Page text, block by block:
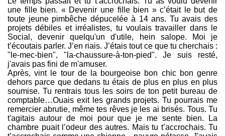
une fille bien. « Devenir une fille bien » c’était le but de
toute jeune pimbêche dépucelée à 14 ans. Tu avais des
projets débiles et irréalistes, tu voulais travailler dans le
Social, devenir quelqu'un d'utile, hein salope. Moi je
t’écoutais parler. J’en riais. J’étais tout ce que tu cherchais :
"le-mec-bien", "la-chaussure-à-ton-pied". Je suis resté,
j'avais pas fini de m'amuser.
Après, vint le tour de la bourgeoise bon chic bon genre
dehors parce que dedans tu étais de plus en plus en plus
soumise. Tu rentrais tous les soirs de ton petit bureau de
comptable…Ouais exit les grands projets. Tu pourrais me
remercier abrutie, même tes rêves je les ai brisés. Tous. Tu
t'agitais autour de moi pour que je me sente bien. La
chambre puait l’odeur des autres. Mais tu t’accrochais. Tu